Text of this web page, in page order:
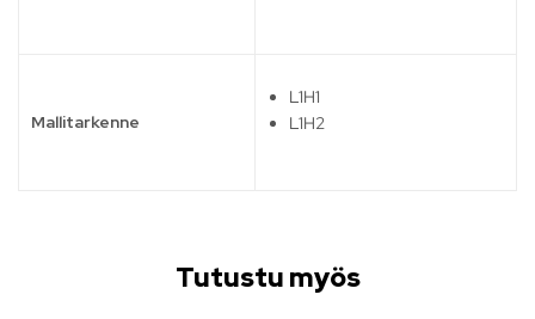
Mallitarkenne
L1H1
L1H2
Tutustu myös